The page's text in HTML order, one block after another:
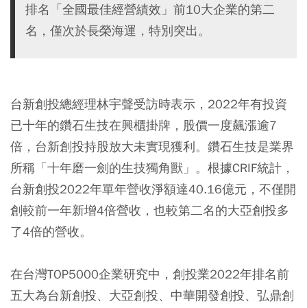
排名「全國最佳經營績效」前10大企業的第二
名，僅次於長榮海運，特別突出。
台新創投總經理林宇聲受訪時表示，2022年有投資
已十年的鑽石生技在興櫃掛牌，股價一度飆漲逾7
倍，台新創投持股放大未實現獲利。鑽石生技是業界
所稱「十年磨一劍的生技獨角獸」。根據CRIF統計，
台新創投2022年單年營收淨額達40.16億元，不僅開
創較前一年新增4倍營收，也較第二名的大亞創投多
了4倍的營收。
在台灣TOP5000企業研究中，創投業2022年排名前
五大為台新創投、大亞創投、中華開發創投、弘鼎創